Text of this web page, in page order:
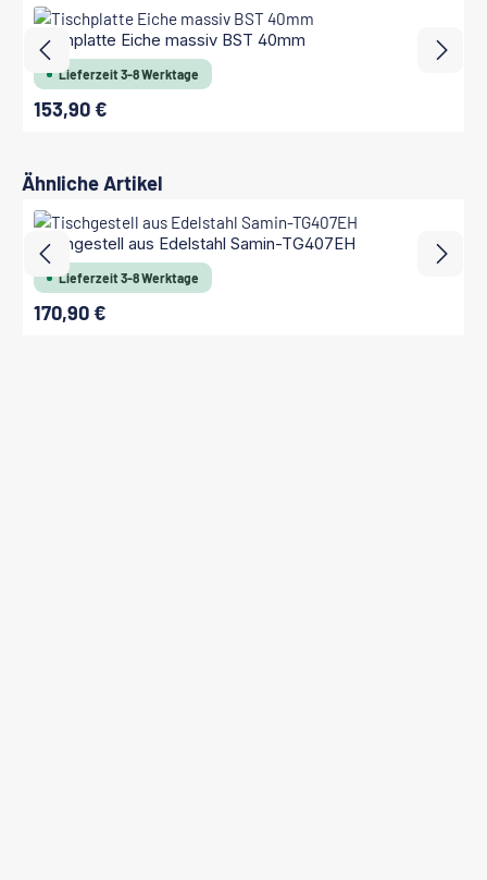
Tischplatte Eiche massiv BST 40mm
Lieferzeit 3-8 Werktage
Regulärer Preis:
153,90 €
Produktgalerie überspringen
Ähnliche Artikel
Tischgestell aus Edelstahl Samin-TG407EH
Lieferzeit 3-8 Werktage
Regulärer Preis:
170,90 €